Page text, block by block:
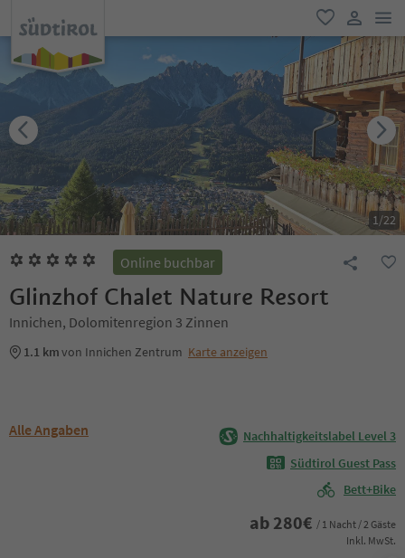
favorit
user link
1/22
Online buchbar
Glinzhof Chalet Nature Resort
Innichen, Dolomitenregion 3 Zinnen
1.1 kmvon Innichen Zentrum Karte anzeigen
Alle Angaben
Nachhaltigkeitslabel Level 3
Südtirol Guest Pass
Bett+Bike
ab 280€ / 1 Nacht / 2 Gäste
Inkl. MwSt.